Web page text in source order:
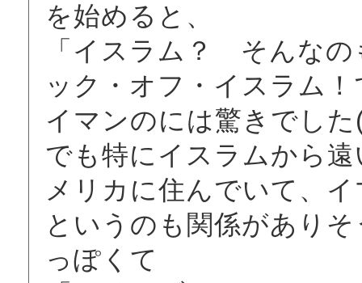
を始めると、
「イスラム？ そんな
ック・オフ・イスラム
イマンのには驚きでし
でも特にイスラムから
メリカに住んでいて、
というのも関係があり
っぽくて